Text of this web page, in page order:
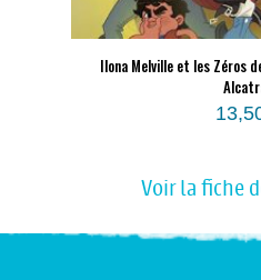
Ilona Melville et les Zéros
Voir la fiche